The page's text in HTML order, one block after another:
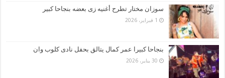
سوزان مختار تطرح أغنيه زى بعضه بنجاحا كبير
1 فبراير، 2026
بنجاحا كبيرا عمر كمال يتالق بحفل نادى كلوب وان
30 يناير، 2026